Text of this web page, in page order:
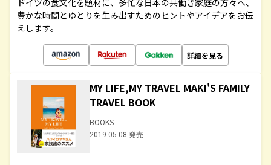
ドイツの食文化を題材に、多忙な日本の共働き家庭の方々へ、
豊かな時間とゆとりを生み出すためのヒントやアイデアをお伝
えします。
詳細を見る
MY LIFE,MY TRAVEL MAKI'S FAMILY
TRAVEL BOOK
BOOKS
2019.05.08 発売